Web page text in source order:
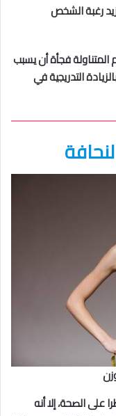
رغبة الشخص
المتناولة فجأة أن يسبب
التدريجية في
على الصحة، إلا أنه